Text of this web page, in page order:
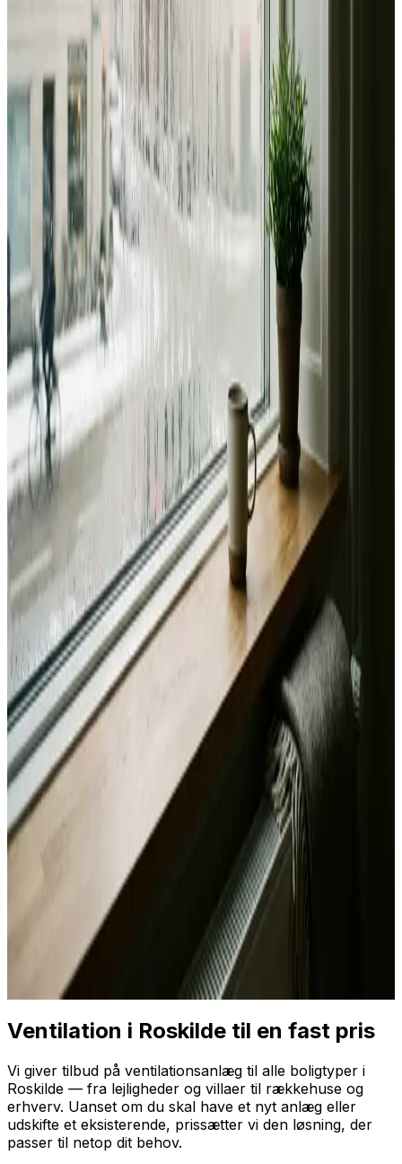
Fast pris uden overraskelser
Svar inden 24 timer
Professionel installation
Få tilbud nu
70 60 30 04
Ventilation i Roskilde til en fast pris
Vi giver tilbud på ventilationsanlæg til alle boligtyper i
Roskilde — fra lejligheder og villaer til rækkehuse og
erhverv. Uanset om du skal have et nyt anlæg eller
udskifte et eksisterende, prissætter vi den løsning, der
passer til netop dit behov.